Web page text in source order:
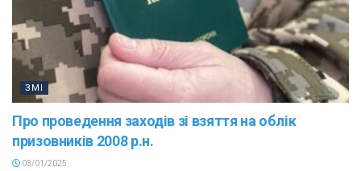
ЗМІ
Про проведення заходів зі взяття на облік
призовників 2008 р.н.
03/01/2025